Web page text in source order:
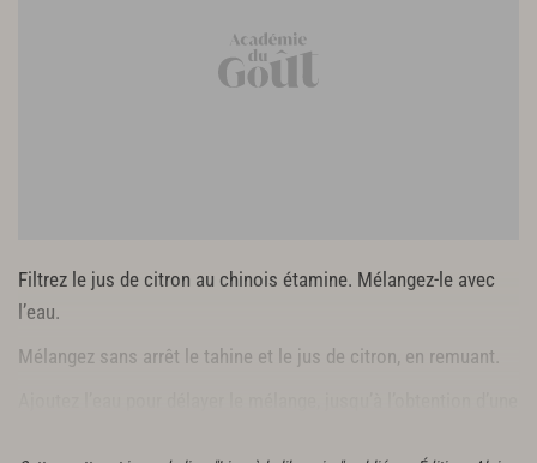
Filtrez le jus de citron au chinois étamine. Mélangez-le avec
l’eau.
Mélangez sans arrêt le tahine et le jus de citron, en remuant.